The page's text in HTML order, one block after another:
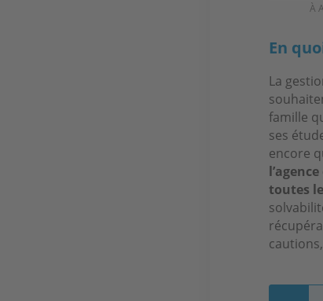
À
En
La
famille
ses
encore
toutes